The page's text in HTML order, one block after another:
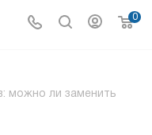
0
можно ли заменить